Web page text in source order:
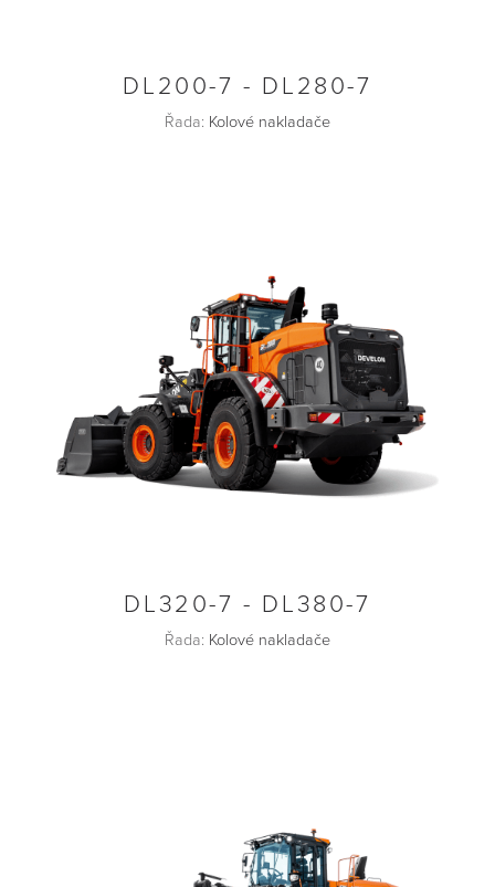
DL200-7 - DL280-7
Řada: Kolové nakladače
DL320-7 - DL380-7
Řada: Kolové nakladače